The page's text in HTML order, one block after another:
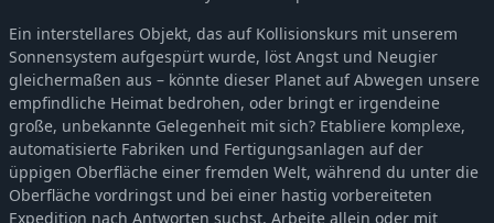
Ein interstellares Objekt, das auf Kollisionskurs mit unserem
Sonnensystem aufgespürt wurde, löst Angst und Neugier
gleichermaßen aus – könnte dieser Planet auf Abwegen unsere
empfindliche Heimat bedrohen, oder bringt er irgendeine
große, unbekannte Gelegenheit mit sich? Etabliere komplexe,
automatisierte Fabriken und Fertigungsanlagen auf der
üppigen Oberfläche einer fremden Welt, während du unter die
Oberfläche vordringst und bei einer hastig vorbereiteten
Expedition nach Antworten suchst. Arbeite allein oder mit